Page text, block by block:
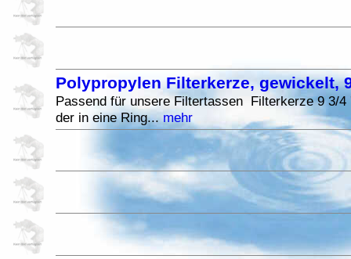
Polypropylen Filterkerze, gewickelt,
Passend für unsere Filtertassen Filterkerze 9 3/4
der in eine Ring...mehr